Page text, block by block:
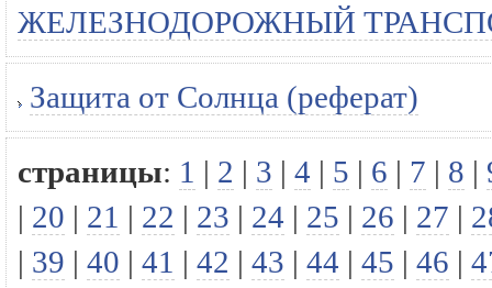
ЖЕЛЕЗНОДОРОЖНЫЙ
Защита от Солнца (реферат)
страницы: 1 | 2 | 3 | 4 | 5 | 6 | 7 | 8 |
| 20 | 21 | 22 | 23 | 24 | 25 | 26 | 27 |
| 39 | 40 | 41 | 42 | 43 | 44 | 45 | 46 |